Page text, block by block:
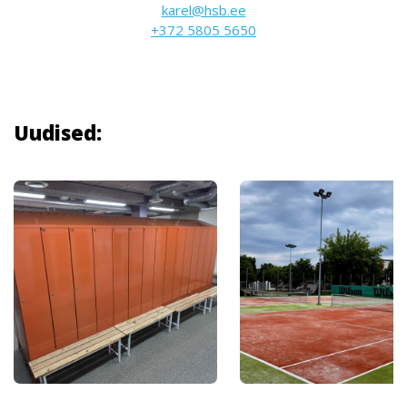
karel@hsb.ee
+372 5805 5650
Uudised: